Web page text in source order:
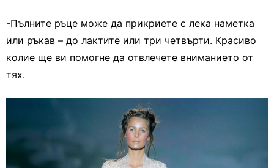
-Пълните ръце може да прикриете с лека наметка
или ръкав – до лактите или три четвърти. Красиво
колие ще ви помогне да отвлечете вниманието от
тях.